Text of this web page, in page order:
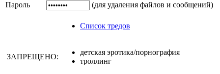
Пароль
(для удаления файлов и сообщений)
Список тредов
ЗАПРЕЩЕНО:
детская эротика/порнография
троллинг